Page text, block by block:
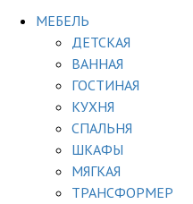
МЕБЕЛЬ
ДЕТСКАЯ
ВАННАЯ
ГОСТИНАЯ
КУХНЯ
СПАЛЬНЯ
ШКАФЫ
МЯГКАЯ
ТРАНСФОРМЕР